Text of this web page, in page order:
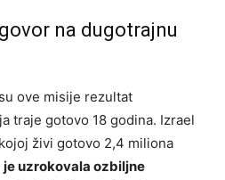
na dugotrajnu
ove misije rezultat
traje gotovo 18 godina. Izrael
živi gotovo 2,4 miliona
je uzrokovala ozbiljne